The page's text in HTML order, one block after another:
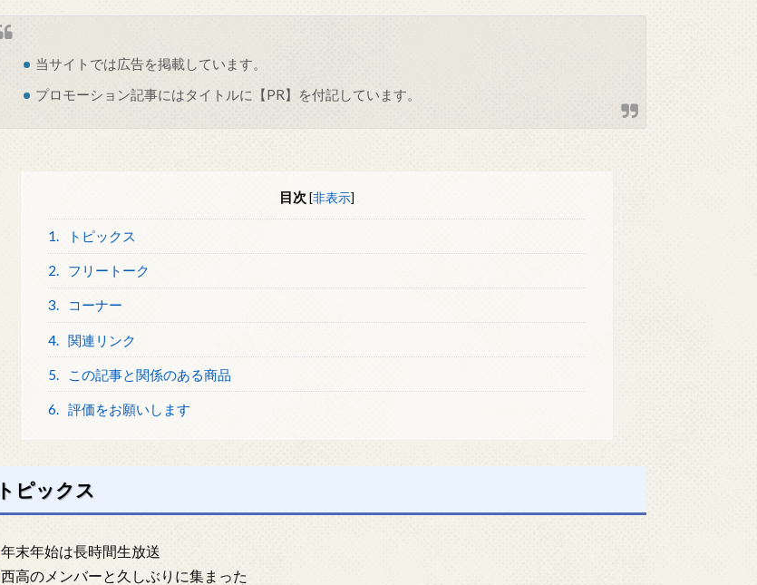
当サイトでは広告を掲載しています。
プロモーション記事にはタイトルに【PR】を付記しています。
目次 [非表示]
1. トピックス
2. フリートーク
3. コーナー
4. 関連リンク
5. この記事と関係のある商品
6. 評価をお願いします
トピックス
年末年始は長時間生放送
西高のメンバーと久しぶりに集まった